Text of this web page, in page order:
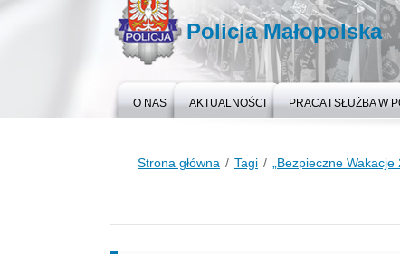
Policja Małopolska
O NAS AKTUALNOŚCI PRACA I SŁUŻBA W
Strona główna Tagi „Bezpieczne Wakacje